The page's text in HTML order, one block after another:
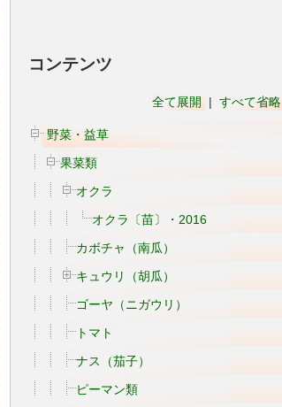
コンテンツ
全て展開 | すべて省略
野菜・益草
果菜類
オクラ
オクラ〔苗〕・2016
カボチャ（南瓜）
キュウリ（胡瓜）
ゴーヤ（ニガウリ）
トマト
ナス（茄子）
ピーマン類